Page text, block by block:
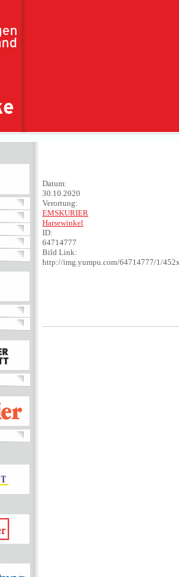
Datum:
30.10.2020
Verortung:
EMSKURIER
Harsewinkel
ID:
64714777
Bild Link:
http://img.yumpu.com/64714777/1/